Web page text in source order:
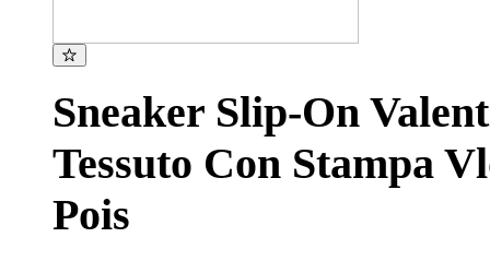
Sneaker Slip-On
Tessuto Con Stampa
Pois